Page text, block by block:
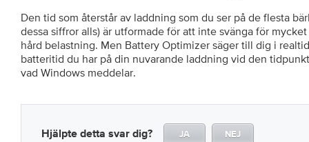
Den tid som återstår av laddning som du ser på de flesta
dessa siffror alls) är utformade för att inte svänga för
hård belastning. Men Battery Optimizer säger till dig i
batteritid du har på din nuvarande laddning vid den
vad Windows meddelar.
Hjälpte detta svar dig? JA NEJ